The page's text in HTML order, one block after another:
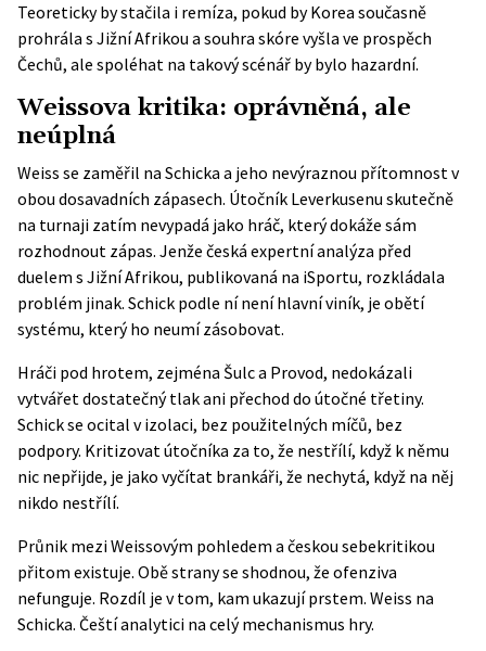
Teoreticky by stačila i remíza, pokud by Korea současně
prohrála s Jižní Afrikou a souhra skóre vyšla ve prospěch
Čechů, ale spoléhat na takový scénář by bylo hazardní.
Weissova kritika: oprávněná, ale
neúplná
Weiss se zaměřil na Schicka a jeho nevýraznou přítomnost v
obou dosavadních zápasech. Útočník Leverkusenu skutečně
na turnaji zatím nevypadá jako hráč, který dokáže sám
rozhodnout zápas. Jenže česká expertní analýza před
duelem s Jižní Afrikou, publikovaná na iSportu, rozkládala
problém jinak. Schick podle ní není hlavní viník, je obětí
systému, který ho neumí zásobovat.
Hráči pod hrotem, zejména Šulc a Provod, nedokázali
vytvářet dostatečný tlak ani přechod do útočné třetiny.
Schick se ocital v izolaci, bez použitelných míčů, bez
podpory. Kritizovat útočníka za to, že nestřílí, když k němu
nic nepřijde, je jako vyčítat brankáři, že nechytá, když na něj
nikdo nestřílí.
Průnik mezi Weissovým pohledem a českou sebekritikou
přitom existuje. Obě strany se shodnou, že ofenziva
nefunguje. Rozdíl je v tom, kam ukazují prstem. Weiss na
Schicka. Čeští analytici na celý mechanismus hry.